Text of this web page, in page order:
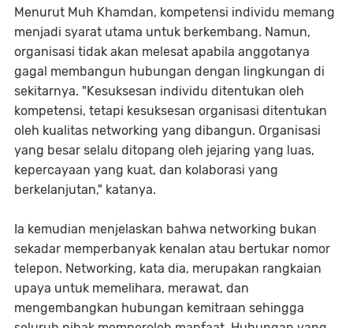
Menurut Muh Khamdan, kompetensi individu memang
menjadi syarat utama untuk berkembang. Namun,
organisasi tidak akan melesat apabila anggotanya
gagal membangun hubungan dengan lingkungan di
sekitarnya. "Kesuksesan individu ditentukan oleh
kompetensi, tetapi kesuksesan organisasi ditentukan
oleh kualitas networking yang dibangun. Organisasi
yang besar selalu ditopang oleh jejaring yang luas,
kepercayaan yang kuat, dan kolaborasi yang
berkelanjutan," katanya.
Ia kemudian menjelaskan bahwa networking bukan
sekadar memperbanyak kenalan atau bertukar nomor
telepon. Networking, kata dia, merupakan rangkaian
upaya untuk memelihara, merawat, dan
mengembangkan hubungan kemitraan sehingga